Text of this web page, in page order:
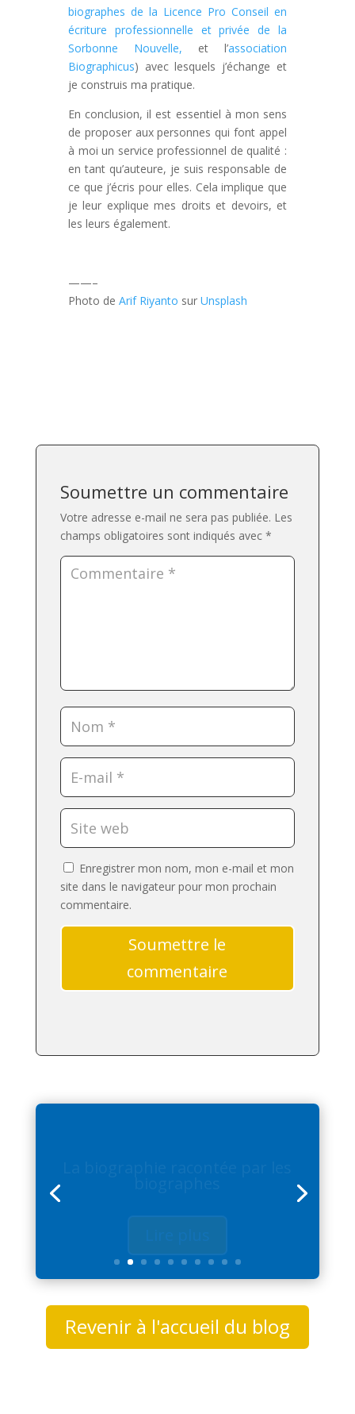
biographes de la Licence Pro Conseil en
écriture professionnelle et privée de la
Sorbonne Nouvelle, et l’association
Biographicus) avec lesquels j’échange et
je construis ma pratique.
En conclusion, il est essentiel à mon sens
de proposer aux personnes qui font appel
à moi un service professionnel de qualité :
en tant qu’auteure, je suis responsable de
ce que j’écris pour elles. Cela implique que
je leur explique mes droits et devoirs, et
les leurs également.
——–
Photo deArif Riyanto surUnsplash
Soumettre un commentaire
Votre adresse e-mail ne sera pas publiée. Les
champs obligatoires sont indiqués avec *
Enregistrer mon nom, mon e-mail et mon
site dans le navigateur pour mon prochain
commentaire.
Soumettre le
commentaire
Revenir à l'accueil du blog